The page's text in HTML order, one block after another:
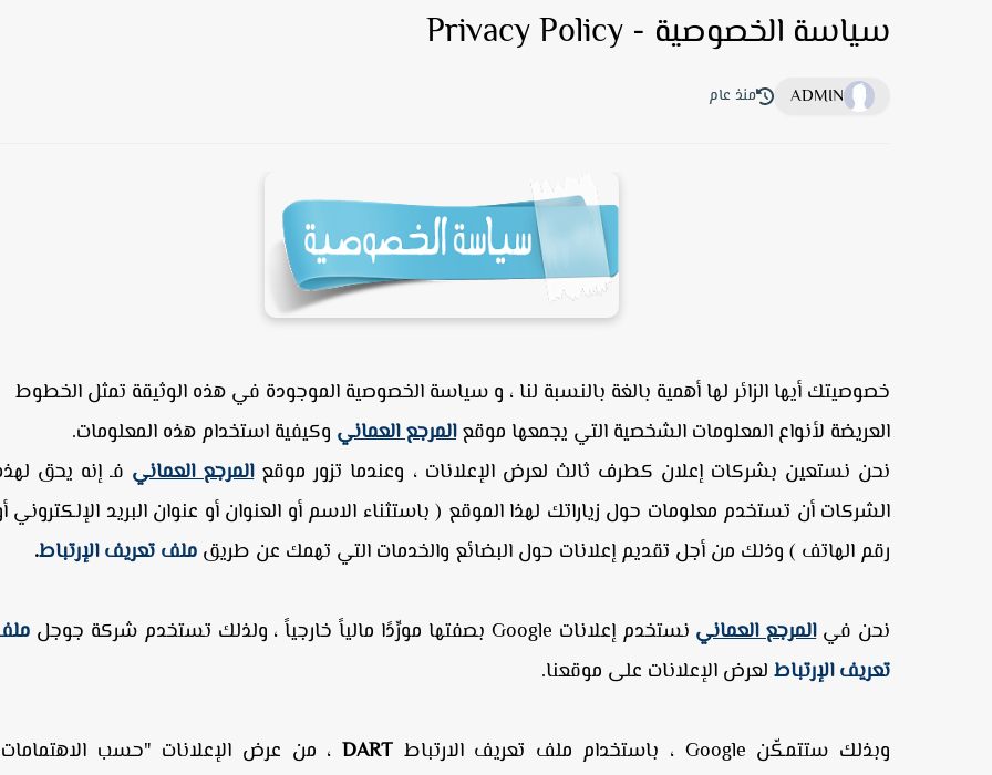
سياسة الخصوصية - Privacy Policy
ADMIN منذ عام
خصوصيتك أيها الزائر لها أهمية بالغة بالنسبة لنا ، و سياسة الخصوصية الموجودة في هذه الوثيقة تمثل الخطوط
العريضة لأنواع المعلومات الشخصية التي يجمعها موقعالمرجع العماني وكيفية استخدام هذه المعلومات.
نحن نستعين بشركات إعلان كطرف ثالث لعرض الإعلانات ، وعندما تزور موقعالمرجع العماني فـ إنه يحق
الشركات أن تستخدم معلومات حول زياراتك لهذا الموقع ( باستثناء الاسم أو العنوان أو عنوان البريد الإلكتروني
رقم الهاتف ) وذلك من أجل تقديم إعلانات حول البضائع والخدمات التي تهمك عن طريق ملف تعريف الإرتباط.
نحن فيالمرجع العماني نستخدم إعلانات Google بصفتها مورِّدًا مالياً خارجياً ، ولذلك تستخدم شركة جوجل
تعريف الإرتباط لعرض الإعلانات على موقعنا.
وبذلك ستتمكّن Google ، باستخدام ملف تعريف الارتباط DART ، من عرض الإعلانات "حسب